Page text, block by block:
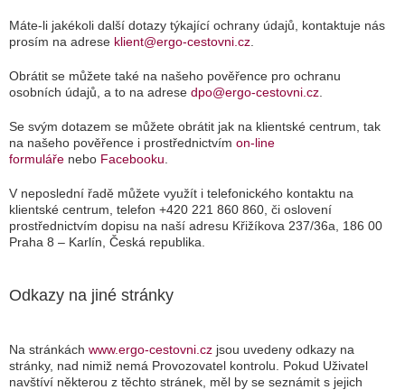
Máte-li jakékoli další dotazy týkající ochrany údajů, kontaktuje nás
prosím na adrese klient@ergo-cestovni.cz
Obrátit se můžete také na našeho pověřence pro ochranu
osobních údajů, a to na adrese dpo@ergo-cestovni.cz
Se svým dotazem se můžete obrátit jak na klientské centrum, tak
na našeho pověřence i prostřednictvím on-line
formuláře nebo Facebooku
V neposlední řadě můžete využít i telefonického kontaktu na
klientské centrum, telefon +420 221 860 860, či oslovení
prostřednictvím dopisu na naší adresu Křižíkova 237/36a, 186 00
Praha 8 – Karlín, Česká republika.
Odkazy na jiné stránky
Na stránkách www.ergo-cestovni.cz jsou uvedeny odkazy na
stránky, nad nimiž nemá Provozovatel kontrolu. Pokud Uživatel
navštíví některou z těchto stránek, měl by se seznámit s jejich